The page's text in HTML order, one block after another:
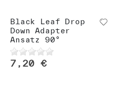
Black Leaf Drop
Down Adapter
Ansatz 90°
7,20 €